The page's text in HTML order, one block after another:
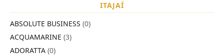
ITAJAÍ
ABSOLUTE BUSINESS (0)
ACQUAMARINE (3)
ADORATTA (0)